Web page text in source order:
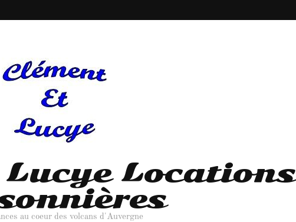
Lucye Locations
au coeur des volcans d'Auvergne